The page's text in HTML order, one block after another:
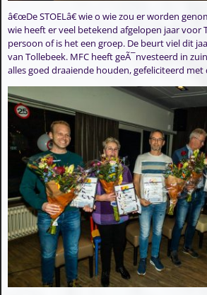
â€œDe STOELâ€ wie o wie zou er worden
wie heeft er veel betekend afgelopen jaar voor
persoon of is het een groep. De beurt viel dit
van Tollebeek. MFC heeft geÃ¯nvesteerd in
alles goed draaiende houden, gefeliciteerd